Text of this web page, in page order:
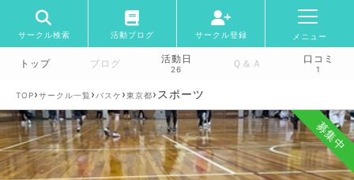
サークル検索 活動ブログ サークル登録 メニュー
トップ ブログ 活動日
26 Ｑ＆Ａ 口コミ
1
TOP›サークル一覧 › バスケ ›東京都› スポーツ
募集中